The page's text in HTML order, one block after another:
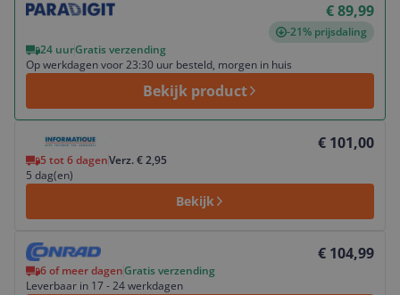
€ 89,99
-21% prijsdaling
24 uurGratis verzending
Op werkdagen voor 23:30 uur besteld, morgen in huis
Bekijk product
€ 101,00
5 tot 6 dagenVerz. € 2,95
5 dag(en)
Bekijk
€ 104,99
6 of meer dagenGratis verzending
Leverbaar in 17 - 24 werkdagen
Bekijk product